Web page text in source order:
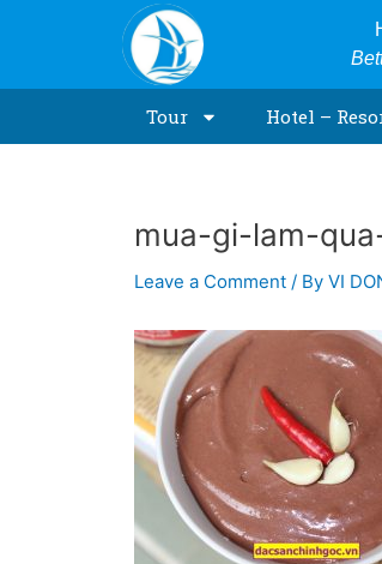
Tour Hotel –
mua-gi-lam-
Leave a Comment / By VI
Post
navigation